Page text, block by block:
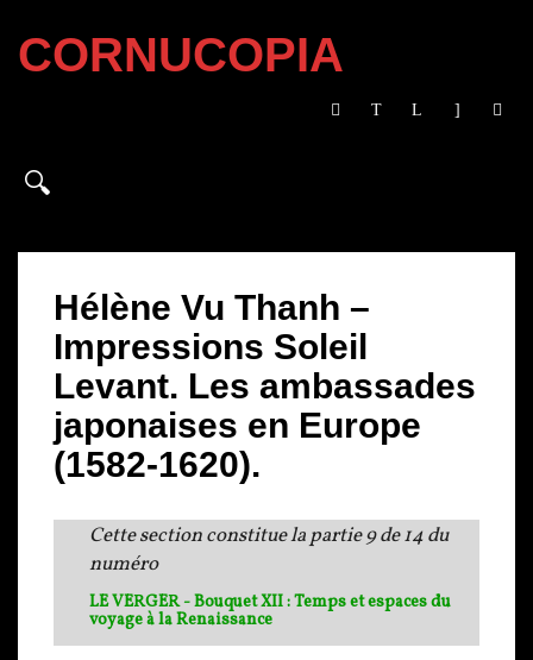
CORNUCOPIA
Hélène Vu Thanh –
Impressions Soleil
Levant. Les ambassades
japonaises en Europe
(1582-1620).
Cette section constitue la partie 9 de 14 du
numéro
LE VERGER - Bouquet XII : Temps et espaces du
voyage à la Renaissance